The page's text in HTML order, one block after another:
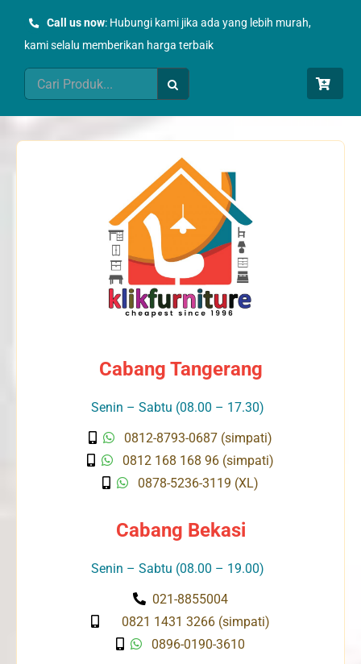
Call us now: Hubungi kami jika ada yang lebih murah,
kami selalu memberikan harga terbaik
Search
for:
Cabang Tangerang
Senin – Sabtu (08.00 – 17.30)
0812-8793-0687 (simpati)
0812 168 168 96 (simpati)
0878-5236-3119 (XL)
Cabang Bekasi
Senin – Sabtu (08.00 – 19.00)
021-8855004
0821 1431 3266 (simpati)
0896-0190-3610